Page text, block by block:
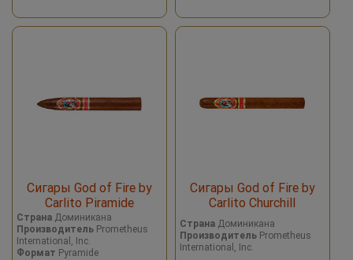
Сигары God of Fire by
Carlito Piramide
Страна Доминикана
Производитель Prometheus
International, Inc.
Формат Pyramide
Сигары God of Fire by
Carlito Churchill
СтранаДоминикана
ПроизводительPrometheus
International, Inc.